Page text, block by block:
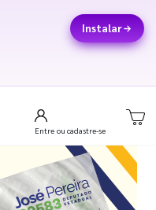
Instalar
Entre ou cadastre-se